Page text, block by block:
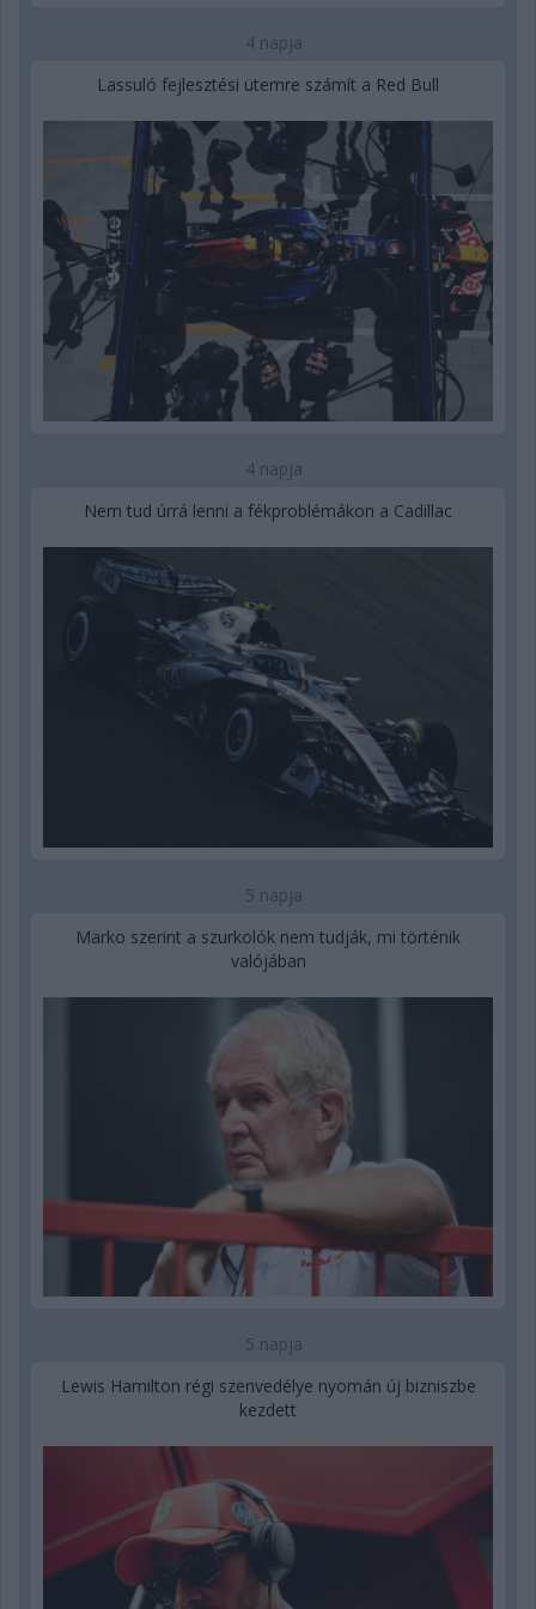
4 napja
Lassuló fejlesztési ütemre számít a Red Bull
4 napja
Nem tud úrrá lenni a fékproblémákon a Cadillac
5 napja
Marko szerint a szurkolók nem tudják, mi történik
valójában
5 napja
Lewis Hamilton régi szenvedélye nyomán új bizniszbe
kezdett